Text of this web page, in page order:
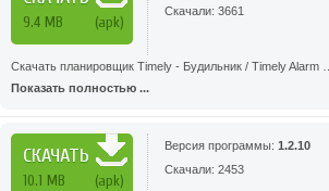
9.4 MB (apk)
Скачали: 3661
Скачать планировщик Timely - Будильник / Timely Alarm …
Показать полностью ...
СКАЧАТЬ
10.1 MB (apk)
Версия программы: 1.2.10
Скачали: 2453